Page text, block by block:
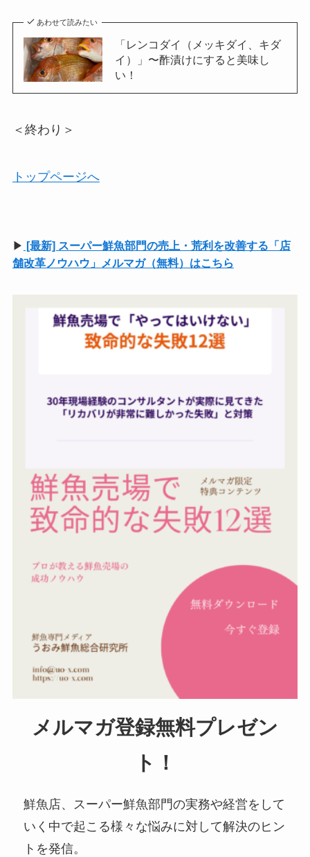
あわせて読みたい
「レンコダイ（メッキダイ、キダ
イ）」〜酢漬けにすると美味し
い！
＜終わり＞
トップページへ
▶ [最新] スーパー鮮魚部門の売上・荒利を改善する「店
舗改革ノウハウ」メルマガ（無料）はこちら
メルマガ登録無料プレゼン
ト！
鮮魚店、スーパー鮮魚部門の実務や経営をして
いく中で起こる様々な悩みに対して解決のヒン
トを発信。